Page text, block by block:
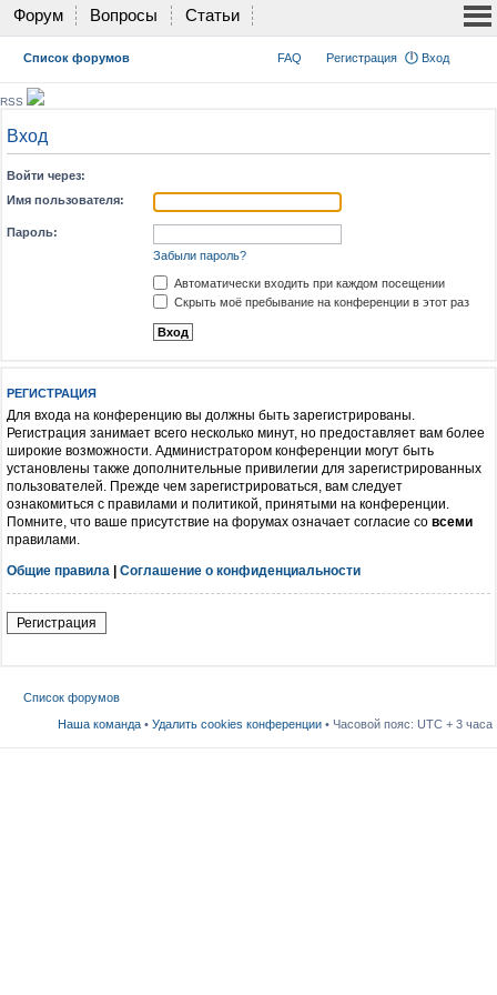
Форум Вопросы Статьи
Список форумов FAQ Регистрация Вход
RSS
Вход
Войти через:
Имя пользователя:
Пароль:
Забыли пароль?
Автоматически входить при каждом посещении
Скрыть моё пребывание на конференции в этот раз
РЕГИСТРАЦИЯ
Для входа на конференцию вы должны быть зарегистрированы.
Регистрация занимает всего несколько минут, но предоставляет вам более
широкие возможности. Администратором конференции могут быть
установлены также дополнительные привилегии для зарегистрированных
пользователей. Прежде чем зарегистрироваться, вам следует
ознакомиться с правилами и политикой, принятыми на конференции.
Помните, что ваше присутствие на форумах означает согласие совсеми
правилами.
Общие правила |Соглашение о конфиденциальности
Регистрация
Список форумов
Наша команда• Удалить cookies конференции• Часовой пояс: UTC + 3 часа